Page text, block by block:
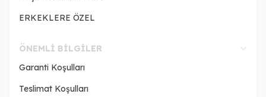
ERKEKLERE ÖZEL
ÖNEMLI BILGILER
Garanti Koşulları
Teslimat Koşulları